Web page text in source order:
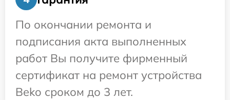
По окончании ремонта и
подписания акта выполненных
работ Вы получите фирменный
сертификат на ремонт устройства
Beko сроком до 3 лет.